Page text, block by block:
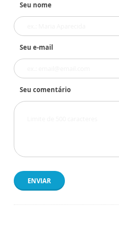
Seu nome
Seu e-mail
Seu comentário
ENVIAR